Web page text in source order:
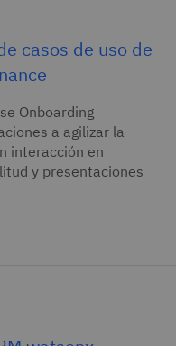
casos de uso de
Onboarding
a agilizar la
interacción en
y presentaciones